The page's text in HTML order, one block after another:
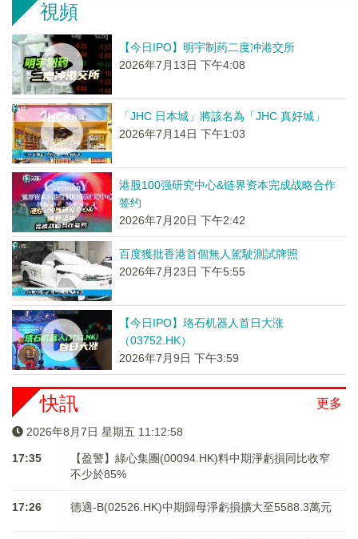
視頻
【今日IPO】明宇制药二度冲港交所
2026年7月13日 下午4:08
「JHC 日本城」將該名為「JHC 真好城」
2026年7月14日 下午1:03
港股100强研究中心&链界资本完成战略合作
签约
2026年7月20日 下午2:42
百度獲批香港首個無人駕駛測試牌照
2026年7月23日 下午5:55
【今日IPO】珞石机器人首日大涨
（03752.HK）
2026年7月9日 下午3:59
更多
快訊
2026年8月7日 星期五 11:12:59
17:35
【盈警】綠心集團(00094.HK)料中期淨虧損同比收窄
不少於85%
17:26 德適-B(02526.HK)中期歸母淨虧損擴大至5588.3萬元